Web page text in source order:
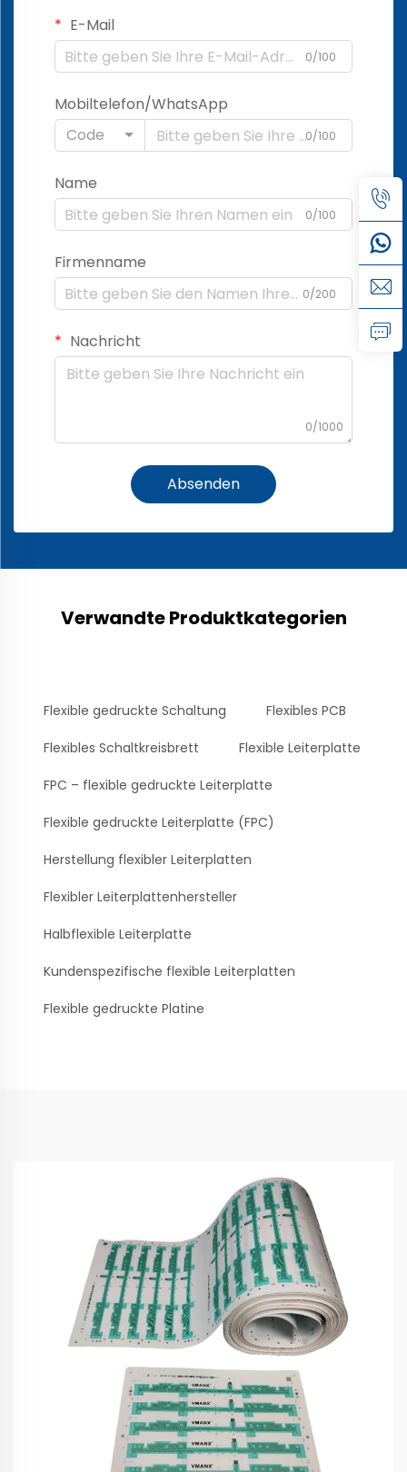
E-Mail
0/100
Mobiltelefon/WhatsApp
Code
0/100
Name
0/100
Firmenname
0/200
Nachricht
0/1000
Absenden
Verwandte Produktkategorien
Flexible gedruckte Schaltung Flexibles PCB
Flexibles Schaltkreisbrett Flexible Leiterplatte
FPC – flexible gedruckte Leiterplatte
Flexible gedruckte Leiterplatte (FPC)
Herstellung flexibler Leiterplatten
Flexibler Leiterplattenhersteller
Halbflexible Leiterplatte
Kundenspezifische flexible Leiterplatten
Flexible gedruckte Platine